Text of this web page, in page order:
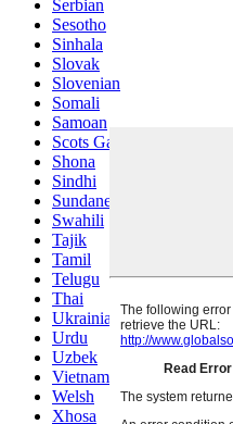
Serbian
Sesotho
Sinhala
Slovak
Slovenian
Somali
Samoan
Scots Gaelic
Shona
Sindhi
Sundanese
Swahili
Tajik
Tamil
Telugu
Thai
Ukrainian
Urdu
Uzbek
Vietnamese
Welsh
Xhosa